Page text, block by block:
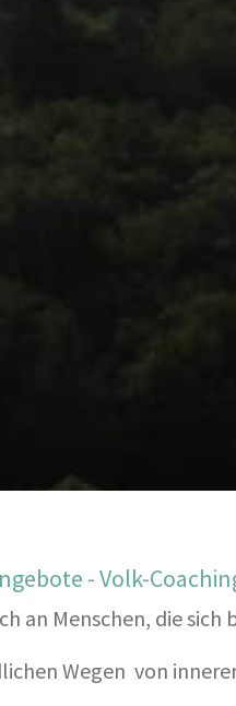
- Volk-
an Menschen, die
Wegen von